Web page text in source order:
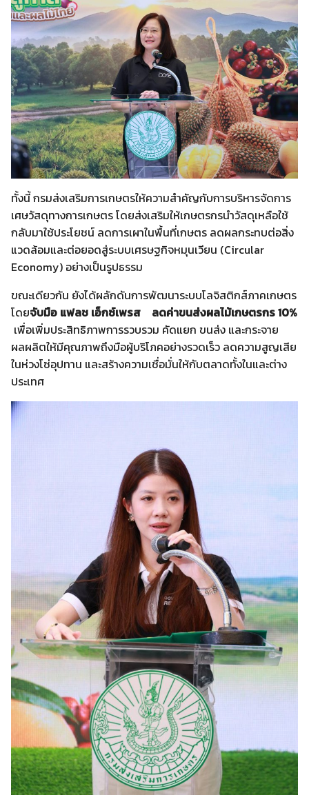
ทั้งนี้ กรมส่งเสริมการเกษตรให้ความสำคัญกับการบริหารจัดการ
เศษวัสดุทางการเกษตร โดยส่งเสริมให้เกษตรกรนำวัสดุเหลือใช้
กลับมาใช้ประโยชน์ ลดการเผาในพื้นที่เกษตร ลดผลกระทบต่อสิ่ง
แวดล้อมและต่อยอดสู่ระบบเศรษฐกิจหมุนเวียน (Circular
Economy) อย่างเป็นรูปธรรม
ขณะเดียวกัน ยังได้ผลักดันการพัฒนาระบบโลจิสติกส์ภาคเกษตร
โดยจับมือ แฟลช เอ็กซ์เพรส ลดค่าขนส่งผลไม้เกษตรกร 10%
เพื่อเพิ่มประสิทธิภาพการรวบรวม คัดแยก ขนส่ง และกระจาย
ผลผลิตให้มีคุณภาพถึงมือผู้บริโภคอย่างรวดเร็ว ลดความสูญเสีย
ในห่วงโซ่อุปทาน และสร้างความเชื่อมั่นให้กับตลาดทั้งในและต่าง
ประเทศ